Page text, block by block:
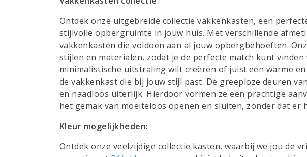
Ontdek onze uitgebreide collectie vakkenkasten, een
stijlvolle opbergruimte in jouw huis. Met verschillende
vakkenkasten die voldoen aan al jouw opbergbehoeften.
stijlen en materialen, zodat je de perfecte match kunt
minimalistische uitstraling wilt creëren of juist een warme
de vakkenkast die bij jouw stijl past. De greeploze deuren
en naadloos uiterlijk. Hierdoor vormen ze een prachtige
het gemak van moeiteloos openen en sluiten, zonder dat er
Kleur mogelijkheden:
Ontdek onze veelzijdige collectie kasten, waarbij we jou de